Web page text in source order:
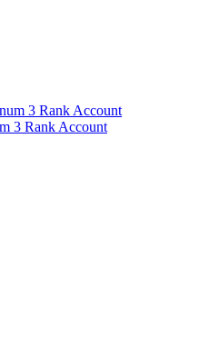
3 Rank Account